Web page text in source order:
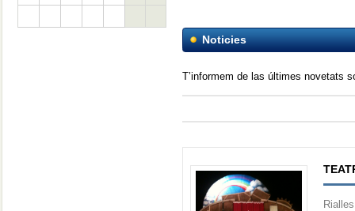
Noticies
T’informem de las últimes novetats